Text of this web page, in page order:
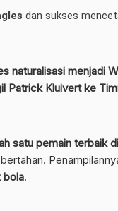
dan sukses
naturalisasi menjadi
Patrick Kluivert ke
satu pemain terbaik
bola.